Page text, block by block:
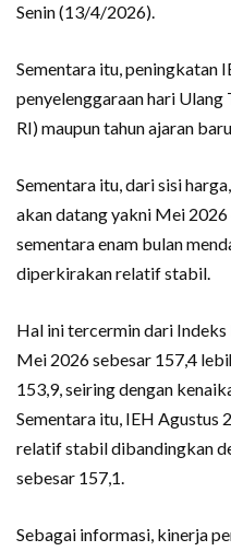
Senin (13/4/2026).
Sementara itu, peningkatan
penyelenggaraan hari
RI) maupun tahun ajaran baru.
Sementara itu, dari sisi
akan datang yakni Mei
sementara enam bulan
diperkirakan relatif stabil.
Hal ini tercermin dari
Mei 2026 sebesar 157,4
153,9, seiring dengan
Sementara itu, IEH Agustus
relatif stabil dibandingkan
sebesar 157,1.
Sebagai informasi, kinerja